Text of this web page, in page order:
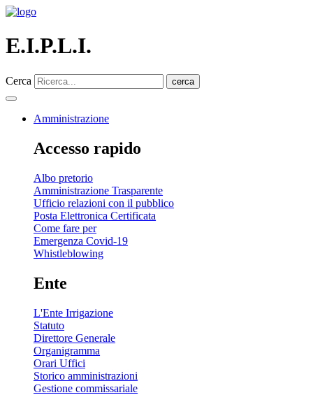
E.I.P.L.I.
Cerca cerca
Amministrazione
Accesso rapido
Albo pretorio
Amministrazione Trasparente
Ufficio relazioni con il pubblico
Posta Elettronica Certificata
Come fare per
Emergenza Covid-19
Whistleblowing
Ente
L'Ente Irrigazione
Statuto
Direttore Generale
Organigramma
Orari Uffici
Storico amministrazioni
Gestione commissariale